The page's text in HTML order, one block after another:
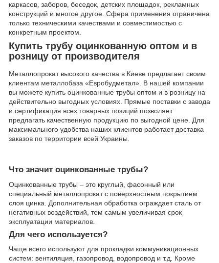
каркасов, заборов, беседок, детских площадок, рекламных
конструкций и многое другое. Сфера применения ограничена
только техническими качествами и совместимостью с
конкретным проектом.
Купить трубу оцинкованную оптом и в
розницу от производителя
Металлопрокат высокого качества в Киеве предлагает своим
клиентам металлобаза «Евробудметал». В нашей компании
вы можете купить оцинкованные трубы оптом и в розницу на
действительно выгодных условиях. Прямые поставки с завода
и сертификация всех товарных позиций позволяет
предлагать качественную продукцию по выгодной цене. Для
максимального удобства наших клиентов работает доставка
заказов по территории всей Украины.
Что значит оцинкованные трубы?
Оцинкованные трубы – это круглый, фасонный или
специальный металлопрокат с поверхностным покрытием
слоя цинка. Дополнительная обработка ограждает сталь от
негативных воздействий, тем самым увеличивая срок
эксплуатации материалов.
Для чего используется?
Чаще всего используют для прокладки коммуникационных
систем: вентиляция, газопровод, водопровод и т.д. Кроме